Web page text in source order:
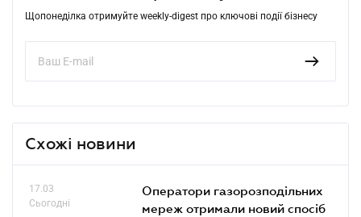
Щопонеділка отримуйте weekly-digest про ключові події бізнесу
Схожі новини
17.03
Сьогодні
Оператори газорозподільних
мереж отримали новий спосіб